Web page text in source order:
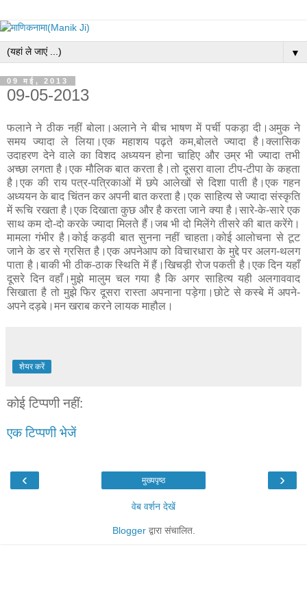
▼
09 मई, 2013
09-05-2013
फलाने ने ठीक नहीं बोला।अलाने ने बीच भाषण में पर्ची पकड़ा दी।अमुक ने
समय ज्यादा ले लिया।एक महाशय पढ़ते कम,बोलते ज्यादा है।क्लासिक
उदाहरण देने वाले का विशद अध्ययन होना चाहिए और उम्र भी ज्यादा तभी
अच्छा लगता है।एक मौलिक बात करता है।तो दूसरा वाला टीप-टीपा के कहता
है।एक की राय पत्र-पत्रिकाओं में छपे आलेखों से दिशा पाती है।एक गहन
अध्ययन के बाद चिंतन कर अपनी बात करता है।एक साहित्य से ज्यादा संस्कृति
में रूचि रखता है।एक दिखाता कुछ और है करता जाने क्या है।सारे-के-सारे एक
साथ कम दो-दो करके ज्यादा मिलते हैं।जब भी दो मिलेंगे तीसरे की बात करेंगे।
मामला गंभीर है।कोई कड़वी बात सुनना नहीं चाहता।कोई आलोचना से टूट
जाने के डर से ग्रसित है।एक अपनेआप को विचारधारा के मुद्दे पर अलग-थलग
पाता है।बाकी भी ठीक-ठाक स्थिति में हैं।खिचड़ी रोज पकती है।एक दिन यहाँ
दूसरे दिन वहाँ।मुझे मालुम चल गया है कि अगर साहित्य यही अलगाववाद
सिखाता है तो मुझे फिर दूसरा रास्ता अपनाना पड़ेगा।छोटे से कस्बे में अपने-
अपने दड़बे।मन खराब करने लायक माहौल।
शेयर करें
कोई टिप्पणी नहीं:
एक टिप्पणी भेजें
‹ ›
मुख्यपृष्ठ
वेब वर्शन देखें
Bloggerद्वारा संचालित.